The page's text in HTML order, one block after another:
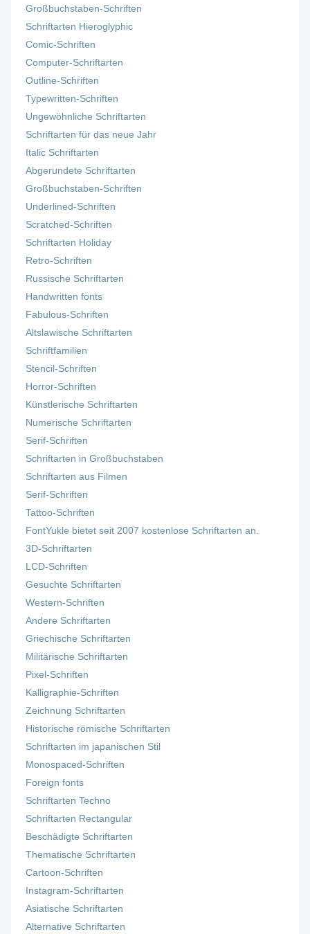
Großbuchstaben-Schriften
Schriftarten Hieroglyphic
Comic-Schriften
Computer-Schriftarten
Outline-Schriften
Typewritten-Schriften
Ungewöhnliche Schriftarten
Schriftarten für das neue Jahr
Italic Schriftarten
Abgerundete Schriftarten
Großbuchstaben-Schriften
Underlined-Schriften
Scratched-Schriften
Schriftarten Holiday
Retro-Schriften
Russische Schriftarten
Handwritten fonts
Fabulous-Schriften
Altslawische Schriftarten
Schriftfamilien
Stencil-Schriften
Horror-Schriften
Künstlerische Schriftarten
Numerische Schriftarten
Serif-Schriften
Schriftarten in Großbuchstaben
Schriftarten aus Filmen
Serif-Schriften
Tattoo-Schriften
FontYukle bietet seit 2007 kostenlose Schriftarten an.
3D-Schriftarten
LCD-Schriften
Gesuchte Schriftarten
Western-Schriften
Andere Schriftarten
Griechische Schriftarten
Militärische Schriftarten
Pixel-Schriften
Kalligraphie-Schriften
Zeichnung Schriftarten
Historische römische Schriftarten
Schriftarten im japanischen Stil
Monospaced-Schriften
Foreign fonts
Schriftarten Techno
Schriftarten Rectangular
Beschädigte Schriftarten
Thematische Schriftarten
Cartoon-Schriften
Instagram-Schriftarten
Asiatische Schriftarten
Alternative Schriftarten